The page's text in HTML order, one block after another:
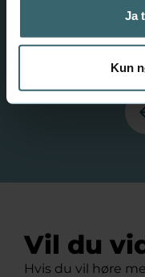
Ja
Kun
Vil du
Hvis du vil høre